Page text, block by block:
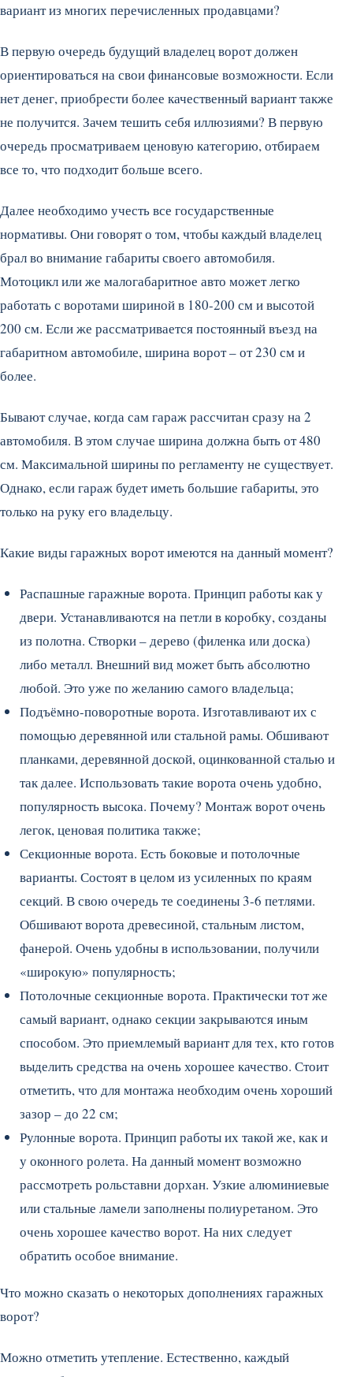
вариант из многих перечисленных продавцами?
В первую очередь будущий владелец ворот должен
ориентироваться на свои финансовые возможности. Если
нет денег, приобрести более качественный вариант также
не получится. Зачем тешить себя иллюзиями? В первую
очередь просматриваем ценовую категорию, отбираем
все то, что подходит больше всего.
Далее необходимо учесть все государственные
нормативы. Они говорят о том, чтобы каждый владелец
брал во внимание габариты своего автомобиля.
Мотоцикл или же малогабаритное авто может легко
работать с воротами шириной в 180-200 см и высотой
200 см. Если же рассматривается постоянный въезд на
габаритном автомобиле, ширина ворот – от 230 см и
более.
Бывают случае, когда сам гараж рассчитан сразу на 2
автомобиля. В этом случае ширина должна быть от 480
см. Максимальной ширины по регламенту не существует.
Однако, если гараж будет иметь большие габариты, это
только на руку его владельцу.
Какие виды гаражных ворот имеются на данный момент?
Распашные гаражные ворота. Принцип работы как у
двери. Устанавливаются на петли в коробку, созданы
из полотна. Створки – дерево (филенка или доска)
либо металл. Внешний вид может быть абсолютно
любой. Это уже по желанию самого владельца;
Подъёмно-поворотные ворота. Изготавливают их с
помощью деревянной или стальной рамы. Обшивают
планками, деревянной доской, оцинкованной сталью и
так далее. Использовать такие ворота очень удобно,
популярность высока. Почему? Монтаж ворот очень
легок, ценовая политика также;
Секционные ворота. Есть боковые и потолочные
варианты. Состоят в целом из усиленных по краям
секций. В свою очередь те соединены 3-6 петлями.
Обшивают ворота древесиной, стальным листом,
фанерой. Очень удобны в использовании, получили
«широкую» популярность;
Потолочные секционные ворота. Практически тот же
самый вариант, однако секции закрываются иным
способом. Это приемлемый вариант для тех, кто готов
выделить средства на очень хорошее качество. Стоит
отметить, что для монтажа необходим очень хороший
зазор – до 22 см;
Рулонные ворота. Принцип работы их такой же, как и
у оконного ролета. На данный момент возможно
рассмотреть рольставни дорхан. Узкие алюминиевые
или стальные ламели заполнены полиуретаном. Это
очень хорошее качество ворот. На них следует
обратить особое внимание.
Что можно сказать о некоторых дополнениях гаражных
ворот?
Можно отметить утепление. Естественно, каждый